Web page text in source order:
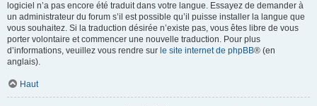
logiciel n’a pas encore été traduit dans votre langue. Essayez de demander à
un administrateur du forum s’il est possible qu’il puisse installer la langue que
vous souhaitez. Si la traduction désirée n’existe pas, vous êtes libre de vous
porter volontaire et commencer une nouvelle traduction. Pour plus
d’informations, veuillez vous rendre sur le site internet de phpBB® (en
anglais).
Haut